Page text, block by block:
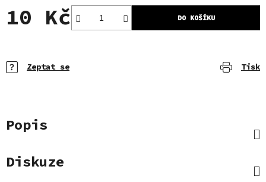
10 Kč DO KOŠÍKU
Tisk
Zeptat se
Popis
Diskuze